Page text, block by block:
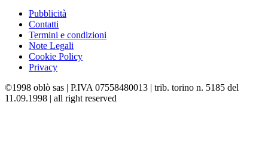
Pubblicità
Contatti
Termini e condizioni
Note Legali
Cookie Policy
Privacy
©1998 oblò sas | P.IVA 07558480013 | trib. torino n. 5185 del
11.09.1998 | all right reserved